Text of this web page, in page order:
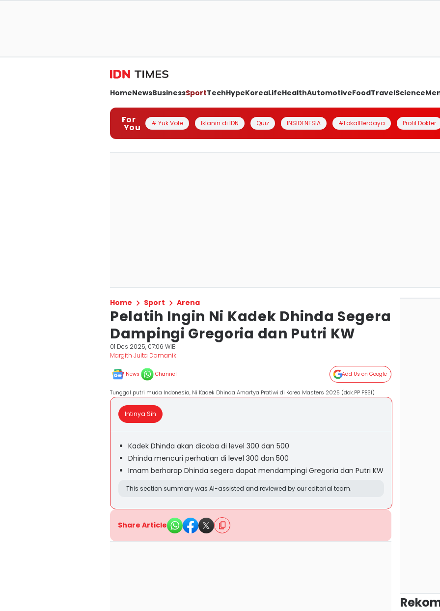
HomeNewsBusinessSportTechHypeKoreaLifeHealthAutomotiveFoodTravelScience
For
You # Yuk Vote Iklanin di IDN Quiz INSIDENESIA #LokalBerdaya Profil Dokter
Home Sport Arena
Pelatih Ingin Ni Kadek Dhinda Segera
Dampingi Gregoria dan Putri KW
01 Des 2025, 07:06 WIB
Margith Juita Damanik
News Channel Add Us on Google
Tunggal putri muda Indonesia, Ni Kadek Dhinda Amartya Pratiwi di Korea Masters 2025 (dok.PP PBSI)
Intinya Sih
Kadek Dhinda akan dicoba di level 300 dan 500
Dhinda mencuri perhatian di level 300 dan 500
Imam berharap Dhinda segera dapat mendampingi Gregoria dan Putri KW
This section summary was AI-assisted and reviewed by our editorial team.
Share Article